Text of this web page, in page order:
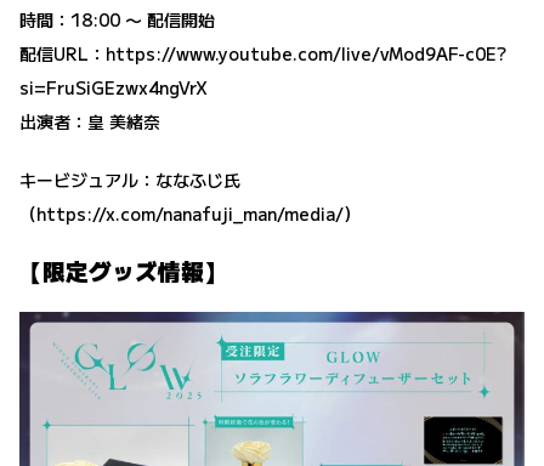
時間：18:00 〜 配信開始
配信URL： https://www.youtube.com/live/vMod9AF-c0E?
si=FruSiGEzwx4ngVrX
出演者：皇 美緒奈
キービジュアル：ななふじ氏
（https://x.com/nanafuji_man/media/）
【限定グッズ情報】